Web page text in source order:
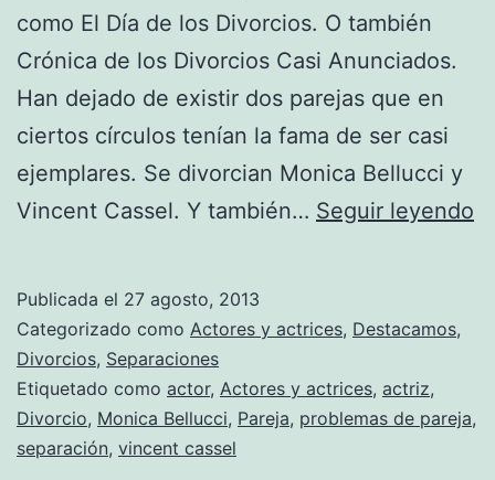
como El Día de los Divorcios. O también
Crónica de los Divorcios Casi Anunciados.
Han dejado de existir dos parejas que en
ciertos círculos tenían la fama de ser casi
ejemplares. Se divorcian Monica Bellucci y
Vincent Cassel. Y también… Seguir leyendo
Publicada el 27 agosto, 2013
Categorizado como Actores y actrices, Destacamos,
Divorcios, Separaciones
Etiquetado como actor, Actores y actrices, actriz,
Divorcio, Monica Bellucci, Pareja, problemas de pareja,
separación, vincent cassel